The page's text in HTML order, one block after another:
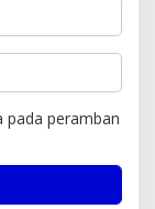
pada peramban